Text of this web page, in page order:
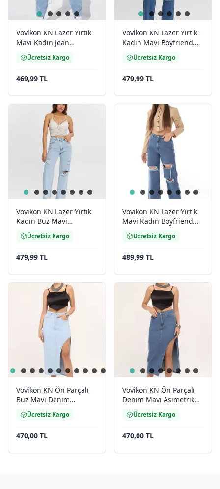
Vovikon KN Lazer Yırtık
Mavi Kadın Jean
Pantolon
Ücretsiz Kargo
469,99 TL
Vovikon KN Lazer Yırtık
Kadın Mavi Boyfriend
Bol Paça Jean Pantolon
Ücretsiz Kargo
479,99 TL
Vovikon KN Lazer Yırtık
Kadın Buz Mavi
Boyfriend Bol Paça Jean
Pantolon
Ücretsiz Kargo
479,99 TL
Vovikon KN Lazer Yırtık
Mavi Kadın Boyfriend
Bol Paça Jean Pantolon
Ücretsiz Kargo
489,99 TL
Vovikon KN Ön Parçalı
Buz Mavi Denim
Asimetrik Kadın Kot Etek
Ücretsiz Kargo
470,00 TL
Vovikon KN Ön Parçalı
Denim Mavi Asimetrik
Kadın Kot Etek
Ücretsiz Kargo
470,00 TL